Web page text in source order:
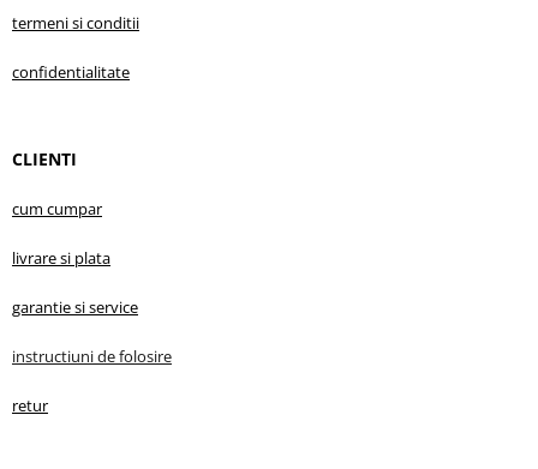
termeni si conditii
confidentialitate
CLIENTI
cum cumpar
livrare si plata
garantiesi service
instructiuni de folosire
retur